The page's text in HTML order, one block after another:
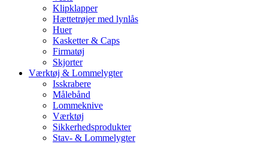
Klipklapper
Hættetrøjer med lynlås
Huer
Kasketter & Caps
Firmatøj
Skjorter
Værktøj & Lommelygter
Isskrabere
Målebånd
Lommeknive
Værktøj
Sikkerhedsprodukter
Stav- & Lommelygter